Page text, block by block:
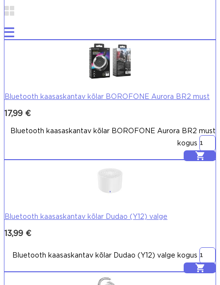
Bluetooth kaasaskantav kõlar BOROFONE Aurora BR2 must
17,99 €
Bluetooth kaasaskantav kõlar BOROFONE Aurora BR2 must
kogus
Lisa korvi
Bluetooth kaasaskantav kõlar Dudao (Y12) valge
13,99 €
Bluetooth kaasaskantav kõlar Dudao (Y12) valge kogus
Lisa korvi